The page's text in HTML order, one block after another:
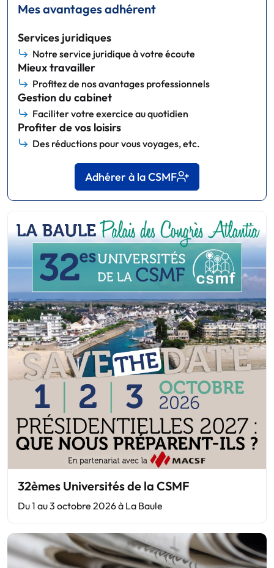
Mes avantages adhérent
Services juridiques
Notre service juridique à votre écoute
Mieux travailler
Profitez de nos avantages professionnels
Gestion du cabinet
Faciliter votre exercice au quotidien
Profiter de vos loisirs
Des réductions pour vous voyages, etc.
Adhérer à la CSMF
32èmes Universités de la CSMF
Du 1 au 3 octobre 2026 à La Baule